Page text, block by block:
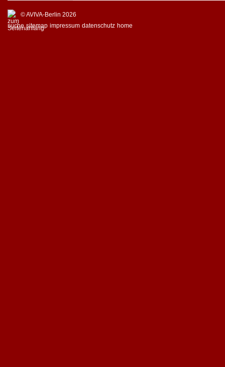
© AVIVA-Berlin 2026
suche sitemap impressum datenschutz home